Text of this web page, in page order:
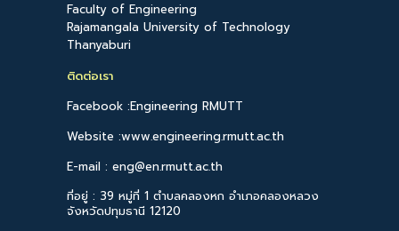
Faculty of Engineering
Rajamangala University of Technology
Thanyaburi
ติดต่อเรา
Facebook :Engineering RMUTT
Website :www.engineering.rmutt.ac.th
E-mail : eng@en.rmutt.ac.th
ที่อยู่ : 39 หมู่ที่ 1 ตำบลคลองหก อำเภอคลองหลวง
จังหวัดปทุมธานี 12120